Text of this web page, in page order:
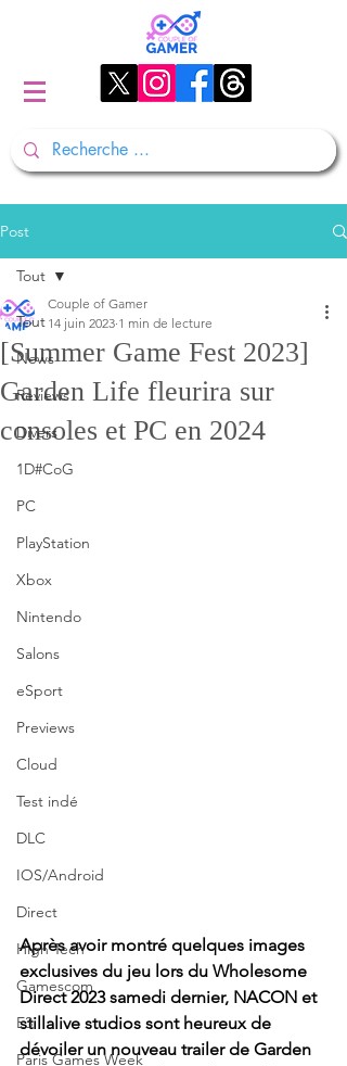
Post
Tout
News
Reviews
Divers
1D#CoG
PC
PlayStation
Xbox
Nintendo
Salons
eSport
Previews
Cloud
Test indé
DLC
IOS/Android
Direct
High Tech
Gamescom
E3
Paris Games Week
Tout
[Summer Game Fest 2023]
Garden Life fleurira sur
consoles et PC en 2024
Couple of Gamer
14 juin 2023 1 min de lecture
Après avoir montré quelques images
exclusives du jeu lors du Wholesome
Direct 2023 samedi dernier, NACON et
stillalive studios sont heureux de
dévoiler un nouveau trailer de Garden